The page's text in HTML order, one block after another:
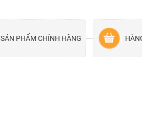
SẢN PHẨM CHÍNH HÃNG